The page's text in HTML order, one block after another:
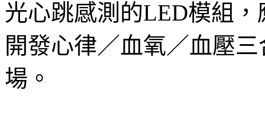
光心跳感測的LED模組
開發心律／血氧／血壓
場。